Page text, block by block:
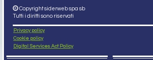
Copyright siderweb spa sb
Tutti i diritti sono riservati
Privacy policy
Cookie policy
Digital Services Act Policy